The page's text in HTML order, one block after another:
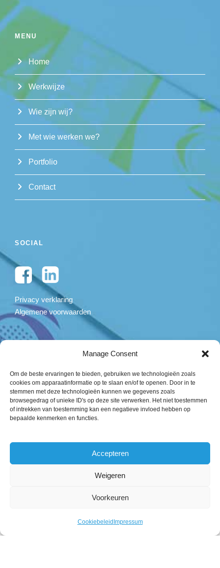
Manage Consent
Om de beste ervaringen te bieden, gebruiken we technologieën zoals
cookies om apparaatinformatie op te slaan en/of te openen. Door in te
stemmen met deze technologieën kunnen we gegevens zoals
browsegedrag of unieke ID's op deze site verwerken. Het niet toestemmen
of intrekken van toestemming kan een negatieve invloed hebben op
bepaalde kenmerken en functies.
Accepteren
Weigeren
Voorkeuren
Cookiebeleid Impressum
MENU
Home
Werkwijze
Wie zijn wij?
Met wie werken we?
Portfolio
Contact
SOCIAL
Privacy verklaring
Algemene voorwaarden
DOORINDICIA